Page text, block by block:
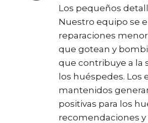
Los pequeños
Nuestro equipo se
reparaciones
que gotean y
que contribuye a la
los huéspedes. Los
mantenidos
positivas para los
recomendaciones